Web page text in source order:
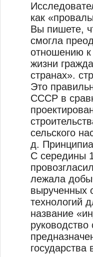
как
Вы пишете,
смогла
отношению к
жизни
странах».
Это
СССР в
сельского
д.
С середины
лежала
вырученных
технологий
название